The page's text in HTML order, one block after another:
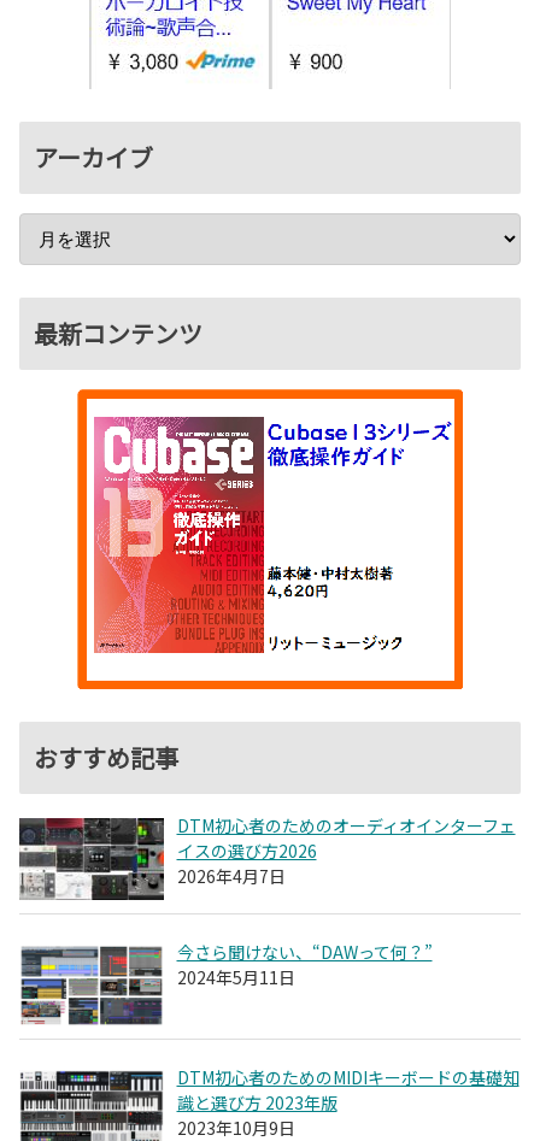
アーカイブ
最新コンテンツ
おすすめ記事
DTM初心者のためのオーディオインターフェ
イスの選び方2026
2026年4月7日
今さら聞けない、“DAWって何？”
2024年5月11日
DTM初心者のためのMIDIキーボードの基礎知
識と選び方 2023年版
2023年10月9日